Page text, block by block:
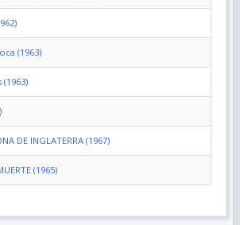
(1963)
DE INGLATERRA (1967)
(1965)